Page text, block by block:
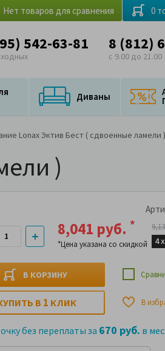
Нет товаров для сравнения 0
542-63-81 8 (812)
с 9.00 до 21.00
Диваны
Lonax Эктив Бест ( сдвоенные ламели )
)
8,041 руб. *
*Цена указана со скидкой 4 х
В КОРЗИНУ
В
В 1 КЛИК
без переплаты за 670 руб. в